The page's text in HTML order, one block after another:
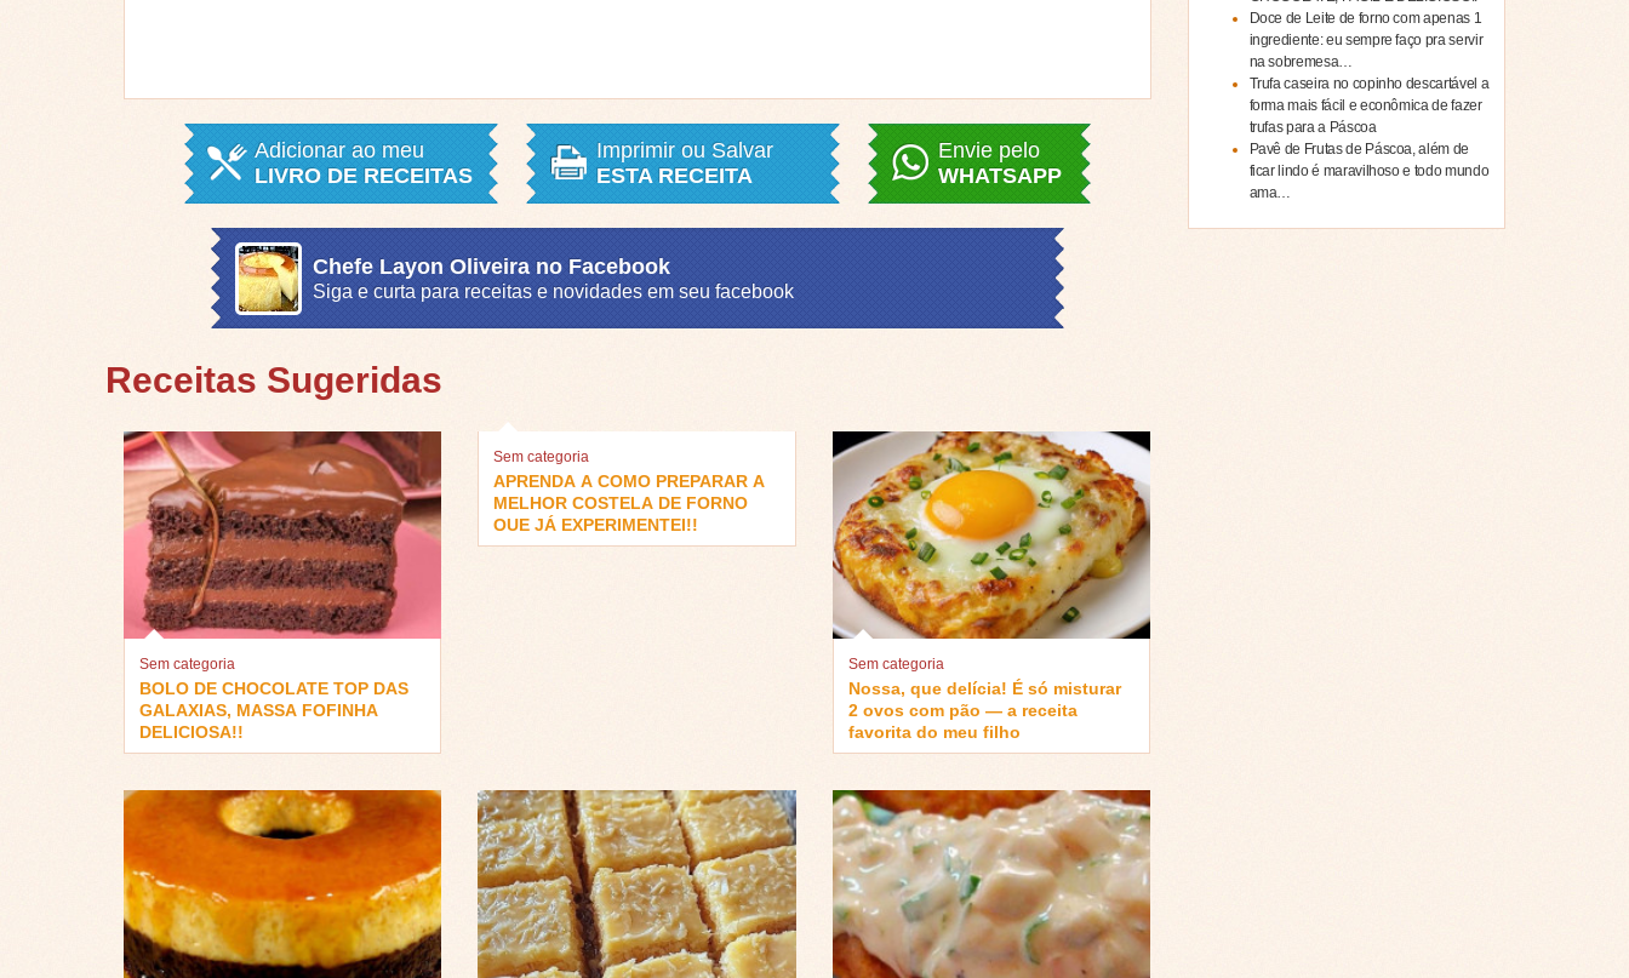
Adicionar ao meu
LIVRO DE RECEITAS
Imprimir ou Salvar
ESTA RECEITA
Envie pelo
WHATSAPP
Chefe Layon Oliveira no Facebook
Siga e curta para receitas e novidades em seu facebook
Receitas Sugeridas
Sem categoria
BOLO DE CHOCOLATE TOP DAS
GALAXIAS, MASSA FOFINHA
DELICIOSA!!
Sem categoria
APRENDA A COMO PREPARAR A
MELHOR COSTELA DE FORNO
QUE JÁ EXPERIMENTEI!!
Sem categoria
Nossa, que delícia! É só misturar
2 ovos com pão — a receita
favorita do meu filho
Doce de Leite de forno com apenas 1
ingrediente: eu sempre faço pra servir
na sobremesa…
Trufa caseira no copinho descartável a
forma mais fácil e econômica de fazer
trufas para a Páscoa
Pavê de Frutas de Páscoa, além de
ficar lindo é maravilhoso e todo mundo
ama…